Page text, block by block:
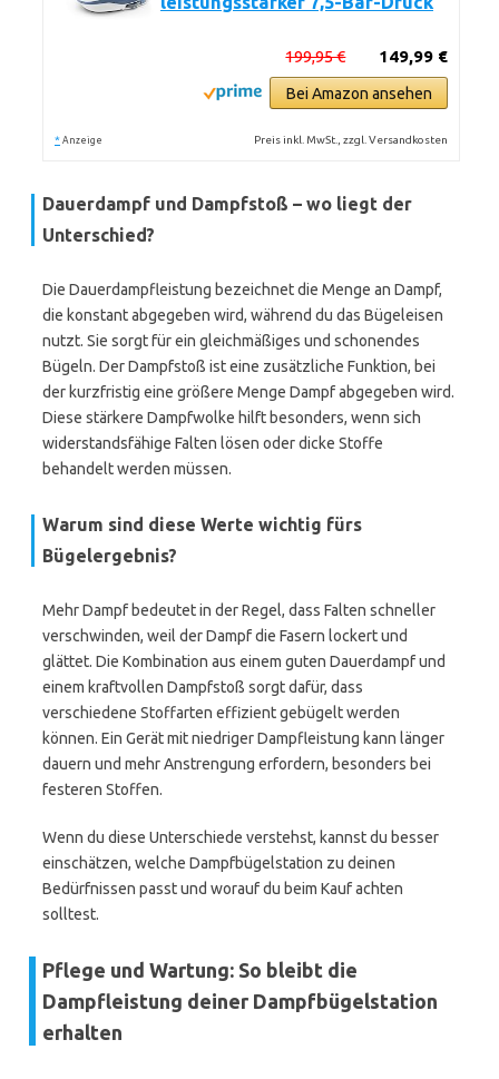
149,99 €
199,95 €
Bei Amazon ansehen
* Anzeige Preis inkl. MwSt., zzgl. Versandkosten
Dauerdampf und Dampfstoß – wo liegt der
Unterschied?
Die Dauerdampfleistung bezeichnet die Menge an Dampf,
die konstant abgegeben wird, während du das Bügeleisen
nutzt. Sie sorgt für ein gleichmäßiges und schonendes
Bügeln. Der Dampfstoß ist eine zusätzliche Funktion, bei
der kurzfristig eine größere Menge Dampf abgegeben wird.
Diese stärkere Dampfwolke hilft besonders, wenn sich
widerstandsfähige Falten lösen oder dicke Stoffe
behandelt werden müssen.
Warum sind diese Werte wichtig fürs
Bügelergebnis?
Mehr Dampf bedeutet in der Regel, dass Falten schneller
verschwinden, weil der Dampf die Fasern lockert und
glättet. Die Kombination aus einem guten Dauerdampf und
einem kraftvollen Dampfstoß sorgt dafür, dass
verschiedene Stoffarten effizient gebügelt werden
können. Ein Gerät mit niedriger Dampfleistung kann länger
dauern und mehr Anstrengung erfordern, besonders bei
festeren Stoffen.
Wenn du diese Unterschiede verstehst, kannst du besser
einschätzen, welche Dampfbügelstation zu deinen
Bedürfnissen passt und worauf du beim Kauf achten
solltest.
Pflege und Wartung: So bleibt die
Dampfleistung deiner Dampfbügelstation
erhalten